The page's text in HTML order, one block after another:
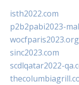
isth2022.com
p2b2pabi2023-
wocfparis2023.org
sinc2023.com
scdlqatar2022-